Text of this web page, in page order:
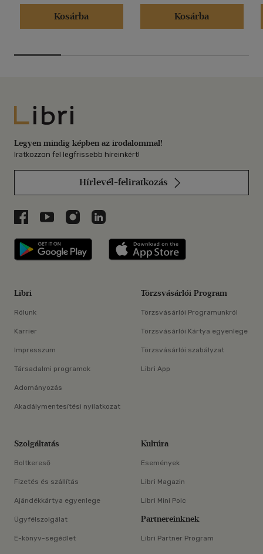
Kosárba
Kosárba
Libri
Legyen mindig képben az irodalommal!
Iratkozzon fel legfrissebb híreinkért!
Hírlevél-feliratkozás
Libri a Facebookon
Libri a Youtube-on
Libri az Instagramon
Libri a LinkedInen
Libri applikáció Szerezd meg: Google
Libri
Rólunk
Karrier
Impresszum
Társadalmi programok
Adományozás
Akadálymentesítési nyilatkozat
Törzsvásárlói Program
Törzsvásárlói Programunkról
Törzsvásárlói Kártya egyenlege
Törzsvásárlói szabályzat
Libri App
Szolgáltatás
Boltkereső
Fizetés és szállítás
Ajándékkártya egyenlege
Ügyfélszolgálat
E-könyv-segédlet
Kultúra
Események
Libri Magazin
Libri Mini Polc
Partnereinknek
Libri Partner Program